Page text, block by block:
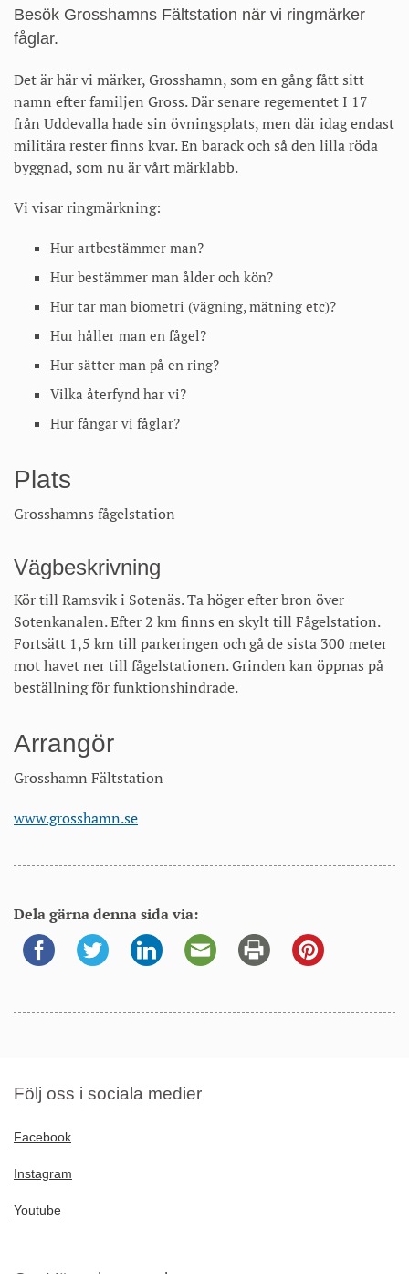
Besök Grosshamns Fältstation när vi ringmärker
fåglar.
Det är här vi märker, Grosshamn, som en gång fått sitt
namn efter familjen Gross. Där senare regementet I 17
från Uddevalla hade sin övningsplats, men där idag endast
militära rester finns kvar. En barack och så den lilla röda
byggnad, som nu är vårt märklabb.
Vi visar ringmärkning:
Hur artbestämmer man?
Hur bestämmer man ålder och kön?
Hur tar man biometri (vägning, mätning etc)?
Hur håller man en fågel?
Hur sätter man på en ring?
Vilka återfynd har vi?
Hur fångar vi fåglar?
Plats
Grosshamns fågelstation
Vägbeskrivning
Kör till Ramsvik i Sotenäs. Ta höger efter bron över
Sotenkanalen. Efter 2 km finns en skylt till Fågelstation.
Fortsätt 1,5 km till parkeringen och gå de sista 300 meter
mot havet ner till fågelstationen. Grinden kan öppnas på
beställning för funktionshindrade.
Arrangör
Grosshamn Fältstation
www.grosshamn.se
Dela gärna denna sida via:
Följ oss i sociala medier
Facebook
Instagram
Youtube